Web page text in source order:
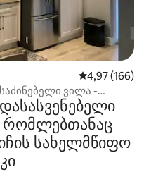
საშუალო
4,97 (166)
ვილა -
დასასვენებელი
რომლებთანაც
სახელმწიფო